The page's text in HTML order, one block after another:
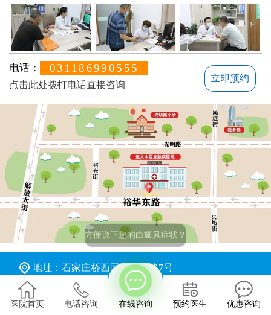
电话： 031186990555
点击此处拨打电话直接咨询
立即预约
地址：石家庄桥西区裕华东路7号
版权所有：石家庄远大中医皮肤病医院
医院首页 电话咨询 在线咨询 预约医生 优惠咨询